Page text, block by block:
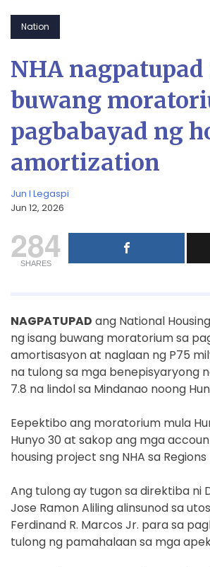
Nation
NHA nagpatupad
buwang
pagbabayad ng
amortization
Jun I Legaspi
Jun 12, 2026
284
SHARES
NAGPATUPAD ang National
ng isang buwang moratorium sa
amortisasyon at naglaan ng P75
na tulong sa mga benepisyaryong
7.8 na lindol sa Mindanao noong
Eepektibo ang moratorium mula
Hunyo 30 at sakop ang mga
housing project sng NHA sa Regions
Ang tulong ay tugon sa direktiba ni
Jose Ramon Aliling alinsunod sa
Ferdinand R. Marcos Jr. para sa
tulong ng pamahalaan sa mga